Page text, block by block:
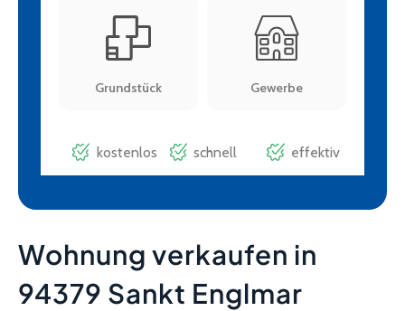
Wohnung verkaufen in
94379 Sankt Englmar